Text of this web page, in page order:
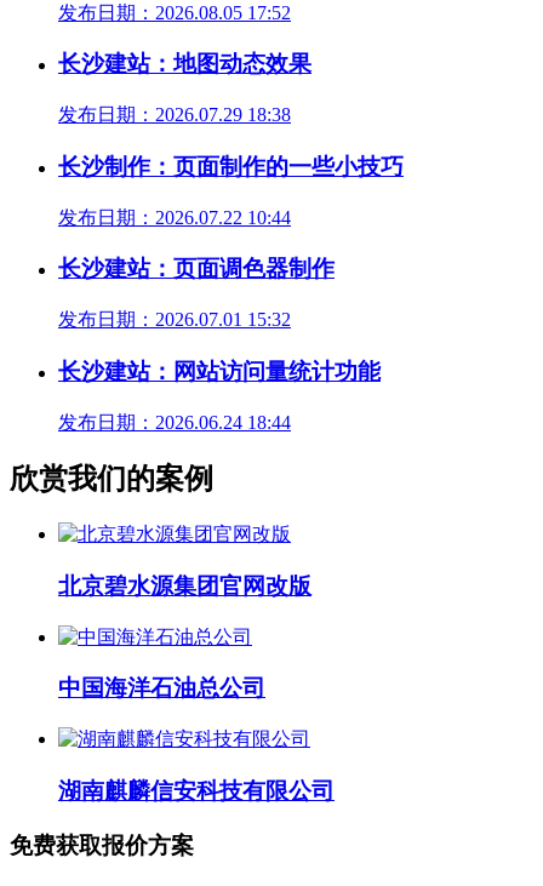
发布日期：2026.08.05 17:52
长沙建站：地图动态效果
发布日期：2026.07.29 18:38
长沙制作：页面制作的一些小技巧
发布日期：2026.07.22 10:44
长沙建站：页面调色器制作
发布日期：2026.07.01 15:32
长沙建站：网站访问量统计功能
发布日期：2026.06.24 18:44
欣赏我们的案例
北京碧水源集团官网改版
中国海洋石油总公司
湖南麒麟信安科技有限公司
免费获取报价方案